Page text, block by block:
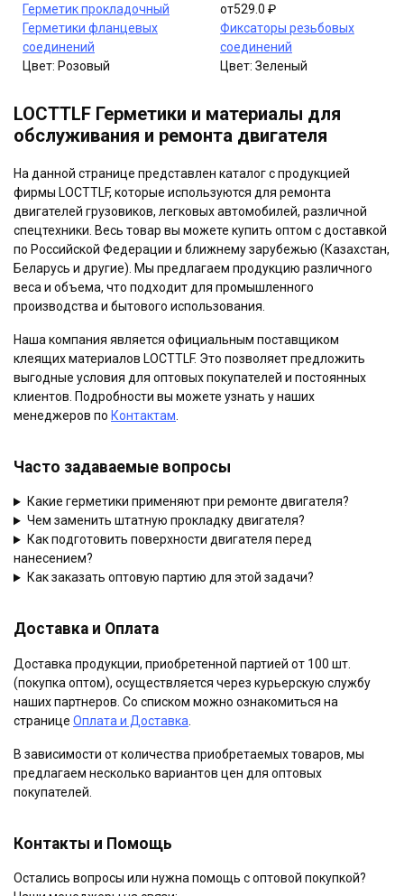
Опции
можно
на
товара.
Герметик прокладочный
Герметики фланцевых
соединений
Цвет: Розовый
Опции
выбрать
товара.
от529.0 ₽
Фиксаторы резьбовых
соединений
Цвет: Зеленый
LOCTTLF Герметики и материалы для
обслуживания и ремонта двигателя
На данной странице представлен каталог с продукцией
фирмы LOCTTLF, которые используются для ремонта
двигателей грузовиков, легковых автомобилей, различной
спецтехники. Весь товар вы можете купить оптом с доставкой
по Российской Федерации и ближнему зарубежью (Казахстан,
Беларусь и другие). Мы предлагаем продукцию различного
веса и объема, что подходит для промышленного
производства и бытового использования.
Наша компания является официальным поставщиком
клеящих материалов LOCTTLF. Это позволяет предложить
выгодные условия для оптовых покупателей и постоянных
клиентов. Подробности вы можете узнать у наших
менеджеров по Контактам
Часто задаваемые вопросы
Какие герметики применяют при ремонте двигателя?
Чем заменить штатную прокладку двигателя?
Как подготовить поверхности двигателя перед
нанесением?
Как заказать оптовую партию для этой задачи?
Доставка и Оплата
Доставка продукции, приобретенной партией от 100 шт.
(покупка оптом), осуществляется через курьерскую службу
наших партнеров. Со списком можно ознакомиться на
странице Оплата и Доставка
В зависимости от количества приобретаемых товаров, мы
предлагаем несколько вариантов цен для оптовых
покупателей.
Контакты и Помощь
Остались вопросы или нужна помощь с оптовой покупкой?